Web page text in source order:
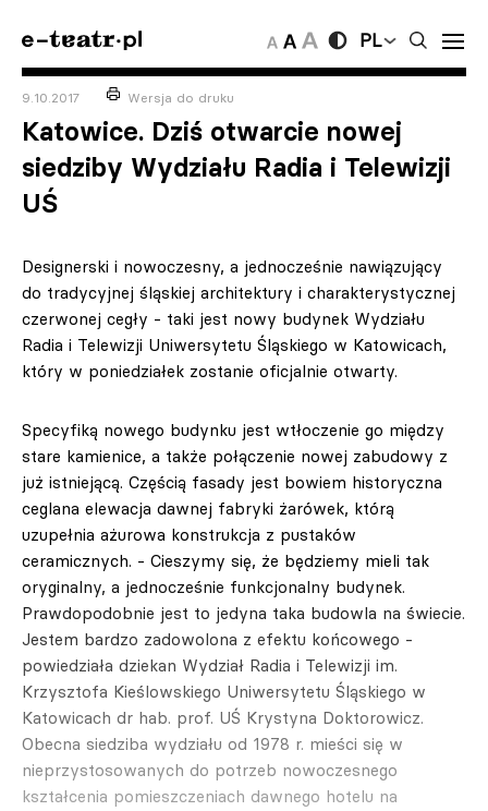
PL
9.10.2017 Wersja do druku
Katowice. Dziś otwarcie nowej
siedziby Wydziału Radia i Telewizji
UŚ
Designerski i nowoczesny, a jednocześnie nawiązujący
do tradycyjnej śląskiej architektury i charakterystycznej
czerwonej cegły - taki jest nowy budynek Wydziału
Radia i Telewizji Uniwersytetu Śląskiego w Katowicach,
który w poniedziałek zostanie oficjalnie otwarty.
Specyfiką nowego budynku jest wtłoczenie go między
stare kamienice, a także połączenie nowej zabudowy z
już istniejącą. Częścią fasady jest bowiem historyczna
ceglana elewacja dawnej fabryki żarówek, którą
uzupełnia ażurowa konstrukcja z pustaków
ceramicznych. - Cieszymy się, że będziemy mieli tak
oryginalny, a jednocześnie funkcjonalny budynek.
Prawdopodobnie jest to jedyna taka budowla na świecie.
Jestem bardzo zadowolona z efektu końcowego -
powiedziała dziekan Wydział Radia i Telewizji im.
Krzysztofa Kieślowskiego Uniwersytetu Śląskiego w
Katowicach dr hab. prof. UŚ Krystyna Doktorowicz.
Obecna siedziba wydziału od 1978 r. mieści się w
nieprzystosowanych do potrzeb nowoczesnego
kształcenia pomieszczeniach dawnego hotelu na